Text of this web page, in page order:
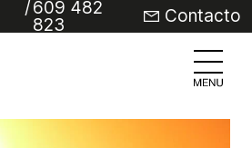
/609 482
823 Contacto